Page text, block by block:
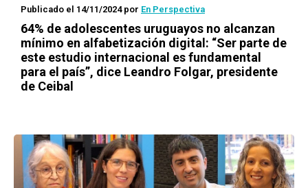
Publicado el 14/11/2024por En Perspectiva
64% de adolescentes uruguayos no alcanzan
mínimo en alfabetización digital: “Ser parte de
este estudio internacional es fundamental
para el país”, dice Leandro Folgar, presidente
de Ceibal